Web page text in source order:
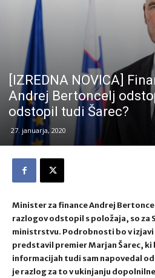
[IZREDNA NOVICA]
Andrej Bertoncelj
odstopil tudi Šarec?
27. januarja, 2020
Minister za finance Andrej
razlogov odstopil s položaja, so za
ministrstvu. Podrobnosti bo v izjavi
predstavil premier Marjan Šarec, ki
informacijah tudi sam napovedal
je razlog za to v ukinjanju